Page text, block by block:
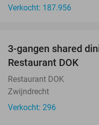
Verkocht: 187.956
3-gangen shared
Restaurant DOK
Restaurant DOK
Zwijndrecht
Verkocht: 296